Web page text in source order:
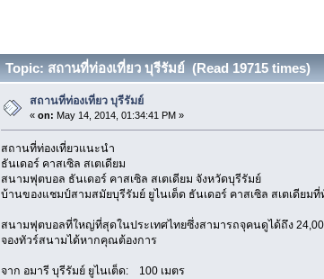
Topic: สถานที่ท่องเที่ยว บุรีรัมย์ (Read 19715 times)
สถานที่ท่องเที่ยว บุรีรัมย์
«on: May 14, 2014, 01:34:41 PM »
สถานที่ท่องเที่ยวแนะนำ
ธันเดอร์ คาสเซิล สเตเดียม
สนามฟุตบอล ธันเดอร์ คาสเซิล สเตเดียม จังหวัดบุรีรัมย์
บ้านของแชมป์สามสมัยบุรีรัมย์ ยูไนเต็ด ธันเดอร์ คาสเซิล สเตเดีย
สนามฟุตบอลที่ใหญ่ที่สุดในประเทศไทยซึ่งสามารถจุคนดูได้ถึง
จองทัวร์สนามได้หากคุณต้องการ
จาก อมารี บุรีรัมย์ ยูไนเต็ด: 100 เมตร